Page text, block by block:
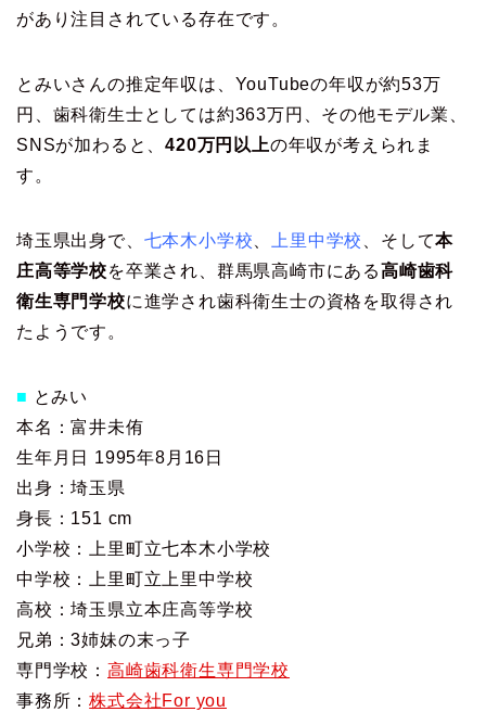
があり注目されている存在です。
とみいさんの推定年収は、YouTubeの年収が約53万
円、歯科衛生士としては約363万円、その他モデル業、
SNSが加わると、420万円以上の年収が考えられま
す。
埼玉県出身で、 七本木小学校 上里中学校 、そして本
庄高等学校を卒業され、群馬県高崎市にある高崎歯科
衛生専門学校に進学され歯科衛生士の資格を取得され
たようです。
■ とみい
本名：富井未侑
生年月日 1995年8月16日
出身：埼玉県
身長：151 cm
小学校：上里町立七本木小学校
中学校：上里町立上里中学校
高校：埼玉県立本庄高等学校
兄弟：3姉妹の末っ子
専門学校： 高崎歯科衛生専門学校
事務所：株式会社For you